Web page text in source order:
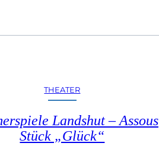
THEATER
Landshut – Assous
Stück „Glück“